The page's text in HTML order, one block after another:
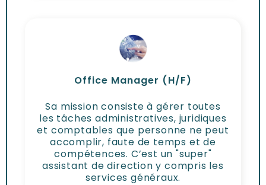
Office Manager (H/F)
Sa mission consiste à gérer toutes
les tâches administratives, juridiques
et comptables que personne ne peut
accomplir, faute de temps et de
compétences. C’est un "super"
assistant de direction y compris les
services généraux.